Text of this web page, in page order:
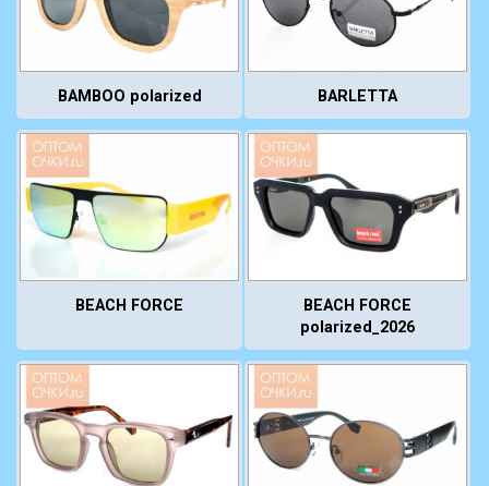
BAMBOO polarized BARLETTA
BEACH FORCE
BEACH FORCE
polarized_2026